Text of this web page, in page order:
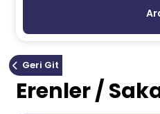
Geri Git
Erenler /